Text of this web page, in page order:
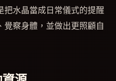
把水晶當成日常儀式的提醒
覺察身體，並做出更照顧自